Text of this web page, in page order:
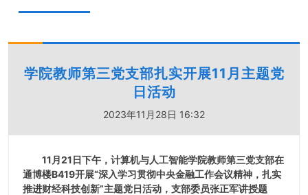
学院教师第三党支部扎实开展11月主题党
日活动
2023年11月28日 16:32
11 月21日下午，计算机与人工智能学院教师第三党支部在
通博楼B419开展“深入学习贯彻中央金融工作会议精神，扎实
推进财经科技创新”主题党日活动，支部委员张正军讲授题